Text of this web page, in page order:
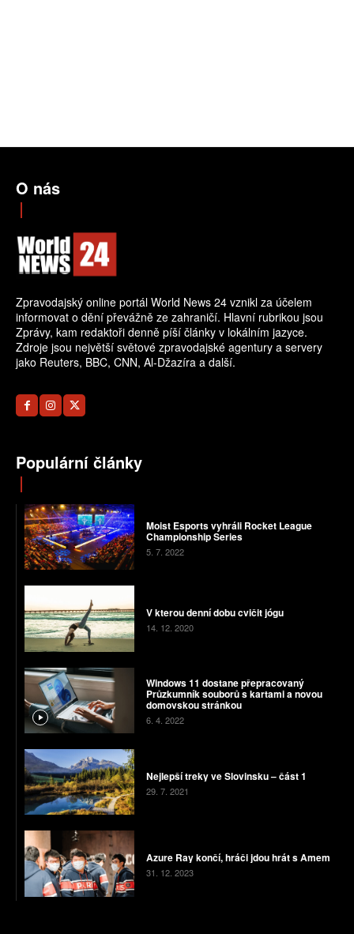
O nás
Zpravodajský online portál World News 24 vznikl za účelem
informovat o dění převážně ze zahraničí. Hlavní rubrikou jsou
Zprávy, kam redaktoři denně píší články v lokálním jazyce.
Zdroje jsou největší světové zpravodajské agentury a servery
jako Reuters, BBC, CNN, Al-Džazíra a další.
Populární články
Moist Esports vyhráli Rocket League
Championship Series
5. 7. 2022
V kterou denní dobu cvičit jógu
14. 12. 2020
Windows 11 dostane přepracovaný
Průzkumník souborů s kartami a novou
domovskou stránkou
6. 4. 2022
Nejlepší treky ve Slovinsku – část 1
29. 7. 2021
Azure Ray končí, hráči jdou hrát s Amem
31. 12. 2023